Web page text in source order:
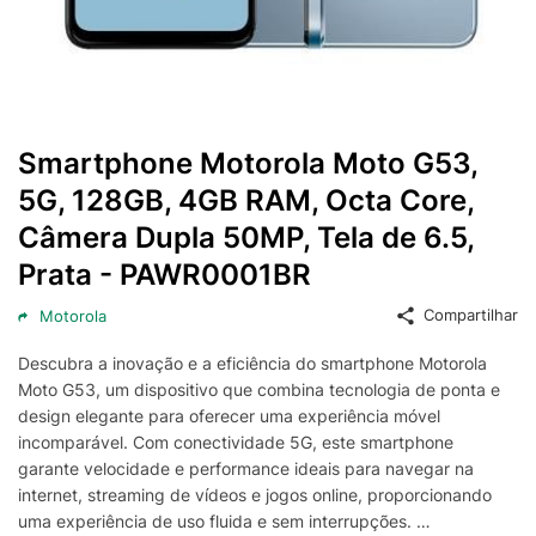
Smartphone Motorola Moto G53,
5G, 128GB, 4GB RAM, Octa Core,
Câmera Dupla 50MP, Tela de 6.5,
Prata - PAWR0001BR
Motorola Compartilhar
Descubra a inovação e a eficiência do smartphone Motorola
Moto G53, um dispositivo que combina tecnologia de ponta e
design elegante para oferecer uma experiência móvel
incomparável. Com conectividade 5G, este smartphone
garante velocidade e performance ideais para navegar na
internet, streaming de vídeos e jogos online, proporcionando
uma experiência de uso fluida e sem interrupções.